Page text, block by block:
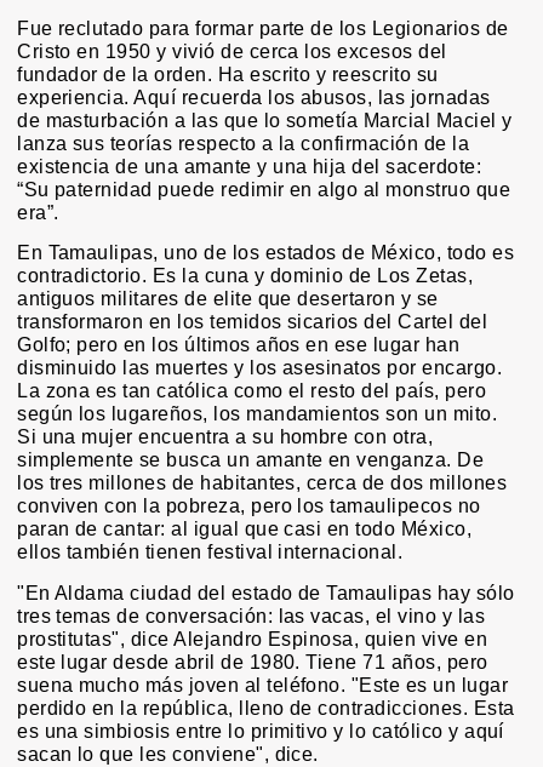
Fue reclutado para formar parte de los Legionarios de
Cristo en 1950 y vivió de cerca los excesos del
fundador de la orden. Ha escrito y reescrito su
experiencia. Aquí recuerda los abusos, las jornadas
de masturbación a las que lo sometía Marcial Maciel y
lanza sus teorías respecto a la confirmación de la
existencia de una amante y una hija del sacerdote:
“Su paternidad puede redimir en algo al monstruo que
era”.
En Tamaulipas, uno de los estados de México, todo es
contradictorio. Es la cuna y dominio de Los Zetas,
antiguos militares de elite que desertaron y se
transformaron en los temidos sicarios del Cartel del
Golfo; pero en los últimos años en ese lugar han
disminuido las muertes y los asesinatos por encargo.
La zona es tan católica como el resto del país, pero
según los lugareños, los mandamientos son un mito.
Si una mujer encuentra a su hombre con otra,
simplemente se busca un amante en venganza. De
los tres millones de habitantes, cerca de dos millones
conviven con la pobreza, pero los tamaulipecos no
paran de cantar: al igual que casi en todo México,
ellos también tienen festival internacional.
"En Aldama ciudad del estado de Tamaulipas hay sólo
tres temas de conversación: las vacas, el vino y las
prostitutas", dice Alejandro Espinosa, quien vive en
este lugar desde abril de 1980. Tiene 71 años, pero
suena mucho más joven al teléfono. "Este es un lugar
perdido en la república, lleno de contradicciones. Esta
es una simbiosis entre lo primitivo y lo católico y aquí
sacan lo que les conviene", dice.